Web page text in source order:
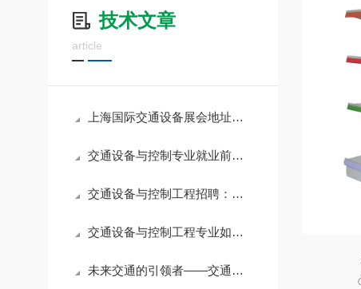
技术文章
article
上海国际交通设备展会地址：探索未来交通的
交通设备与控制专业就业前景如何
交通设备与控制工程招聘：开启职业新篇章
交通设备与控制工程专业如何顺利考公务员？
未来交通的引领者——交通设备与控制工程